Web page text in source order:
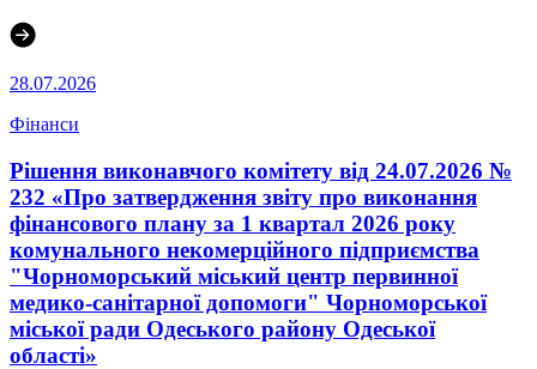
28.07.2026
Фінанси
Рішення виконавчого комітету від 24.07.2026 №
232 «Про затвердження звіту про виконання
фінансового плану за 1 квартал 2026 року
комунального некомерційного підприємства
"Чорноморський міський центр первинної
медико-санітарної допомоги" Чорноморської
міської ради Одеського району Одеської
області»